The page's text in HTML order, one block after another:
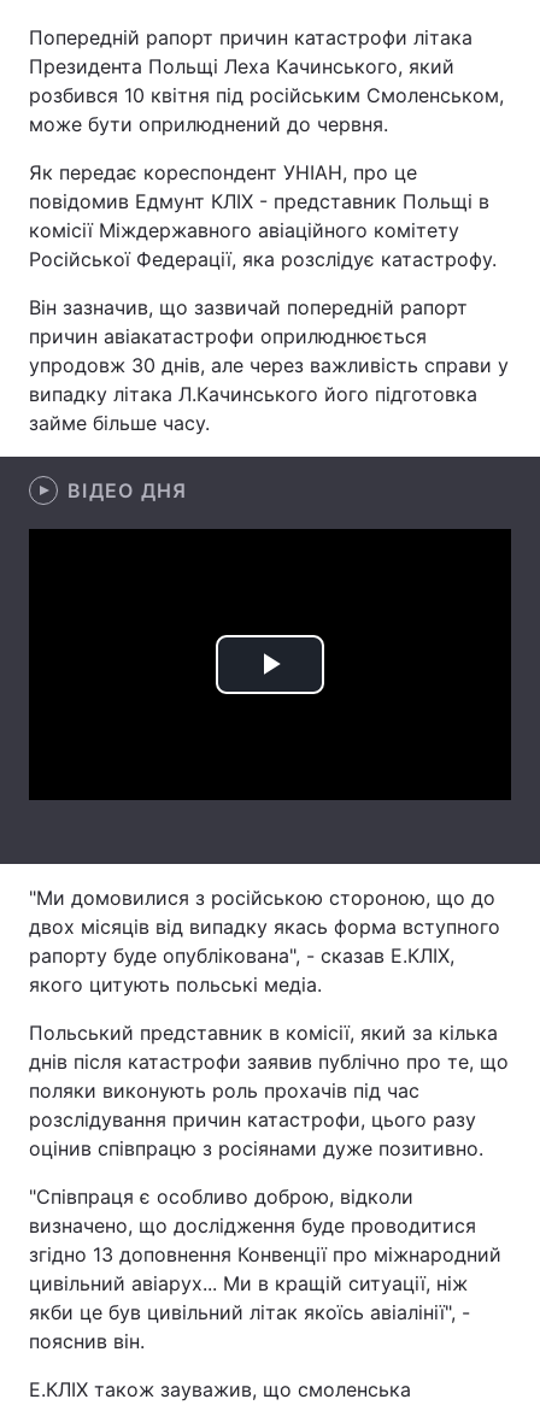
Головна Війна
Україна
Лонгріди
Інтерв'ю Думки
Архів Вакансії
Послуги
Попередній рапорт причин катастрофи літака
Президента Польщі Леха Качинського, який
розбився 10 квітня під російським Смоленськом,
може бути оприлюднений до червня.
Як передає кореспондент УНІАН, про це
повідомив Едмунт КЛІХ - представник Польщі в
комісії Міждержавного авіаційного комітету
Російської Федерації, яка розслідує катастрофу.
Він зазначив, що зазвичай попередній рапорт
причин авіакатастрофи оприлюднюється
упродовж 30 днів, але через важливість справи у
випадку літака Л.Качинського його підготовка
займе більше часу.
ВІДЕО ДНЯ
Play
"Ми домовилися з російською стороною, що до
двох місяців від випадку якась форма вступного
рапорту буде опублікована", - сказав Е.КЛІХ,
якого цитують польські медіа.
Польський представник в комісії, який за кілька
днів після катастрофи заявив публічно про те, що
поляки виконують роль прохачів під час
розслідування причин катастрофи, цього разу
оцінив співпрацю з росіянами дуже позитивно.
"Співпраця є особливо доброю, відколи
визначено, що дослідження буде проводитися
згідно 13 доповнення Конвенції про міжнародний
цивільний авіарух... Ми в кращій ситуації, ніж
якби це був цивільний літак якоїсь авіалінії", -
пояснив він.
Е.КЛІХ також зауважив, що смоленська